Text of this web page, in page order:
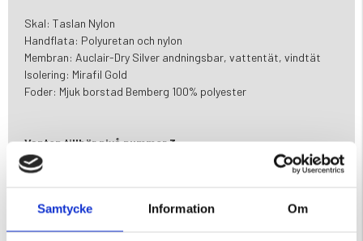
Samtycke Information Om
Skal: Taslan Nylon
Handflata: Polyuretan och nylon
Membran: Auclair-Dry Silver andningsbar, vattentät, vindtät
Isolering: Mirafil Gold
Foder: Mjuk borstad Bemberg 100% polyester
Vanten tillhör nivå nummer 3
Nivå 3: När dagarna blir kyligare och vinden är starkare är
denna värmenivå bäst om dina händer inte är vana vid att
naturupplevelsen till touring.